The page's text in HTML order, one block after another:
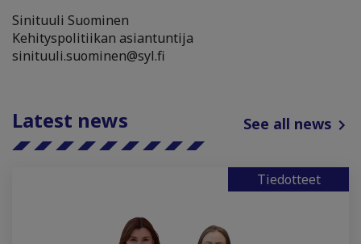
Sinituuli Suominen
Kehityspolitiikan asiantuntija
sinituuli.suominen@syl.fi
Latest news See all news
Tiedotteet